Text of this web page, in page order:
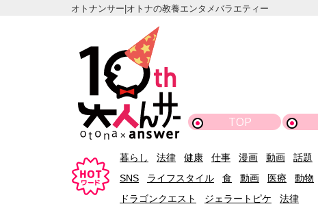
オトナンサー|オトナの教養エンタメバラエティー
TOP
暮らし 法律 健康 仕事 漫画 動画 話題
SNS
ライフスタイル 食 動画 医療 動物
ドラゴンクエスト
ジェラートピケ 法律